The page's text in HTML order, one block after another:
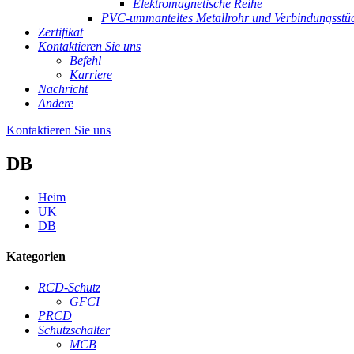
Elektromagnetische Reihe
PVC-ummanteltes Metallrohr und
Zertifikat
Kontaktieren Sie uns
Befehl
Karriere
Nachricht
Andere
Kontaktieren Sie uns
DB
Heim
UK
DB
Kategorien
RCD-Schutz
GFCI
PRCD
Schutzschalter
MCB